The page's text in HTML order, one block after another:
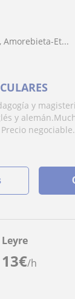
Amorebieta-Et...
y
y
negociable.
13€/h
Leyre